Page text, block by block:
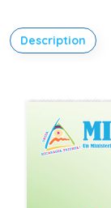
Description